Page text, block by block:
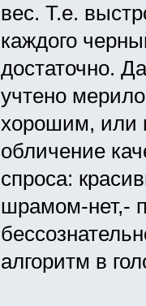
вес. Т.е.
каждого
достаточно.
учтено
хорошим, или
обличение
спроса:
шрамом-нет,-
алгоритм в